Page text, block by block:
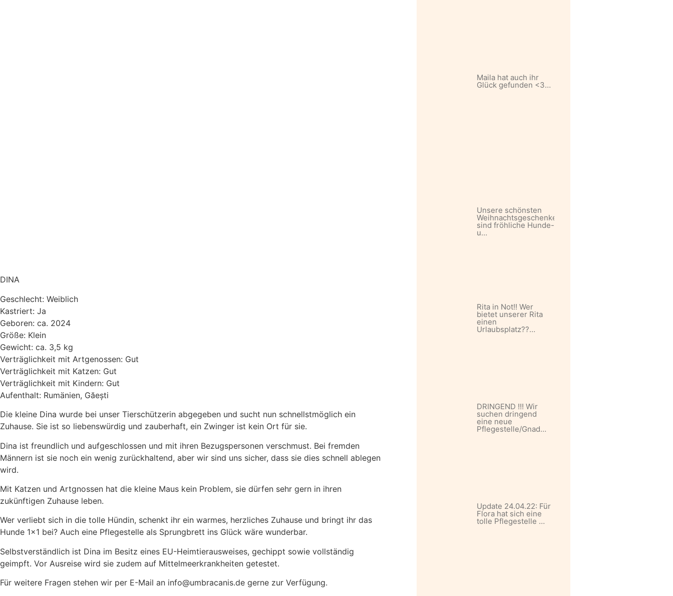
DINA
Geschlecht: Weiblich
Kastriert: Ja
Geboren: ca. 2024
Größe: Klein
Gewicht: ca. 3,5 kg
Verträglichkeit mit Artgenossen: Gut
Verträglichkeit mit Katzen: Gut
Verträglichkeit mit Kindern: Gut
Aufenthalt: Rumänien, Găești
Die kleine Dina wurde bei unser Tierschützerin abgegeben und sucht nun schnellstmöglich ein
Zuhause. Sie ist so liebenswürdig und zauberhaft, ein Zwinger ist kein Ort für sie.
Dina ist freundlich und aufgeschlossen und mit ihren Bezugspersonen verschmust. Bei fremden
Männern ist sie noch ein wenig zurückhaltend, aber wir sind uns sicher, dass sie dies schnell ablegen
wird.
Mit Katzen und Artgnossen hat die kleine Maus kein Problem, sie dürfen sehr gern in ihren
zukünftigen Zuhause leben.
Wer verliebt sich in die tolle Hündin, schenkt ihr ein warmes, herzliches Zuhause und bringt ihr das
Hunde 1×1 bei? Auch eine Pflegestelle als Sprungbrett ins Glück wäre wunderbar.
Selbstverständlich ist Dina im Besitz eines EU-Heimtierausweises, gechippt sowie vollständig
geimpft. Vor Ausreise wird sie zudem auf Mittelmeerkrankheiten getestet.
Für weitere Fragen stehen wir per E-Mail an info@umbracanis.de gerne zur Verfügung.
Maila hat auch ihr
Glück gefunden <3…
Unsere schönsten
Weihnachtsgeschenke
sind fröhliche Hunde-
u…
Rita in Not!! Wer
bietet unserer Rita
einen
Urlaubsplatz??…
DRINGEND !!! Wir
suchen dringend
eine neue
Pflegestelle/Gnad…
Update 24.04.22: Für
Flora hat sich eine
tolle Pflegestelle …